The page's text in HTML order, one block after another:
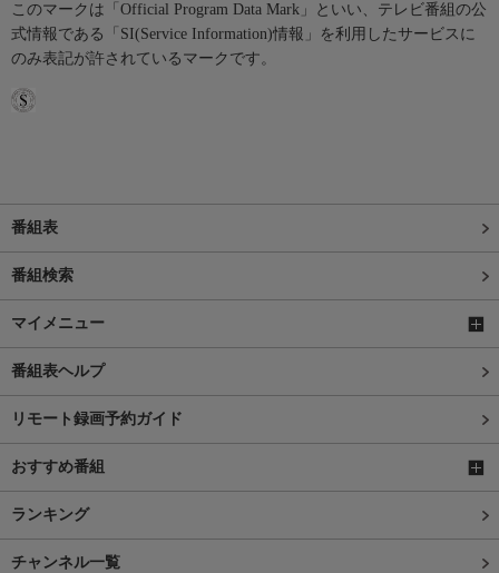
このマークは「Official Program Data Mark」といい、テレビ番組の公
式情報である「SI(Service Information)情報」を利用したサービスに
のみ表記が許されているマークです。
番組表
番組検索
マイメニュー
番組表ヘルプ
リモート録画予約ガイド
おすすめ番組
ランキング
チャンネル一覧